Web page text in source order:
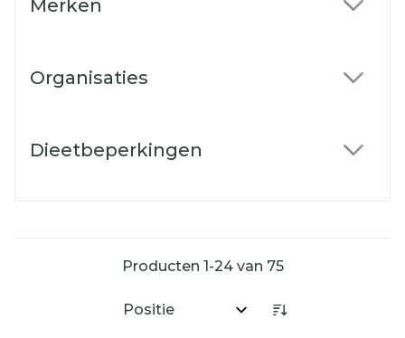
Merken
Organisaties
Dieetbeperkingen
Producten 1-24van 75
Sorteer op: